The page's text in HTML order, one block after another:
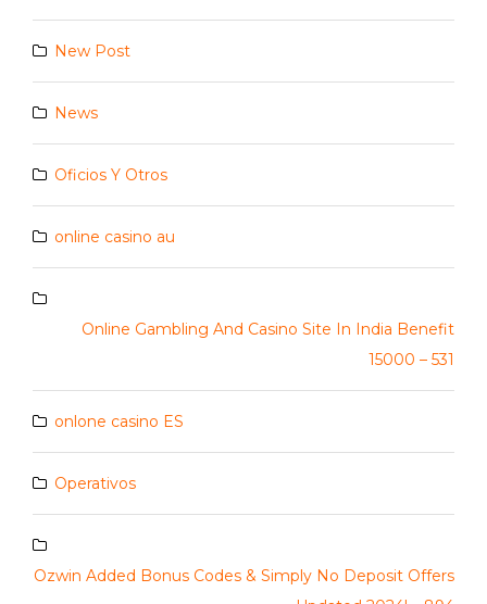
New Post
News
Oficios Y Otros
online casino au
Online Gambling And Casino Site In India Benefit
15000 – 531
onlone casino ES
Operativos
Ozwin Added Bonus Codes & Simply No Deposit Offers